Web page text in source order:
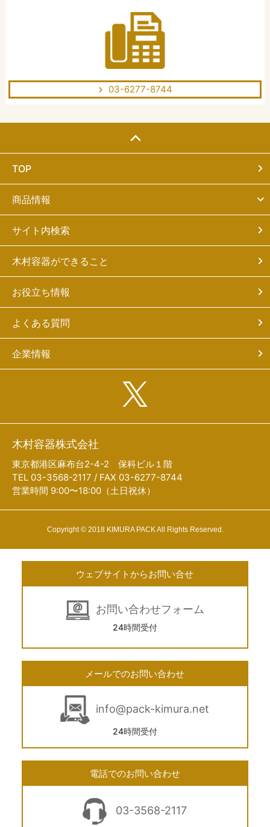
03-6277-8744
TOP
商品情報
サイト内検索
木村容器ができること
お役立ち情報
よくある質問
企業情報
木村容器株式会社
東京都港区麻布台2-4-2 保科ビル１階
TEL 03-3568-2117 / FAX 03-6277-8744
営業時間 9:00〜18:00（土日祝休）
Copyright © 2018 KIMURA PACK All Rights Reserved.
ウェブサイトからお問い合せ
お問い合わせフォーム
24時間受付
メールでのお問い合わせ
info@pack-kimura.net
24時間受付
電話でのお問い合わせ
03-3568-2117